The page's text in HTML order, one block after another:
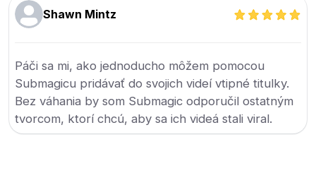
Shawn Mintz
Páči sa mi, ako jednoducho môžem pomocou
Submagicu pridávať do svojich videí vtipné titulky.
Bez váhania by som Submagic odporučil ostatným
tvorcom, ktorí chcú, aby sa ich videá stali viral.